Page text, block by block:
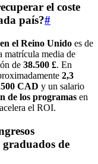
el coste
país?#
el Reino Unido es de
matrícula media de
de 38.500 £. En
2,3
CAD y un salario
de los programas en
el ROI.
de